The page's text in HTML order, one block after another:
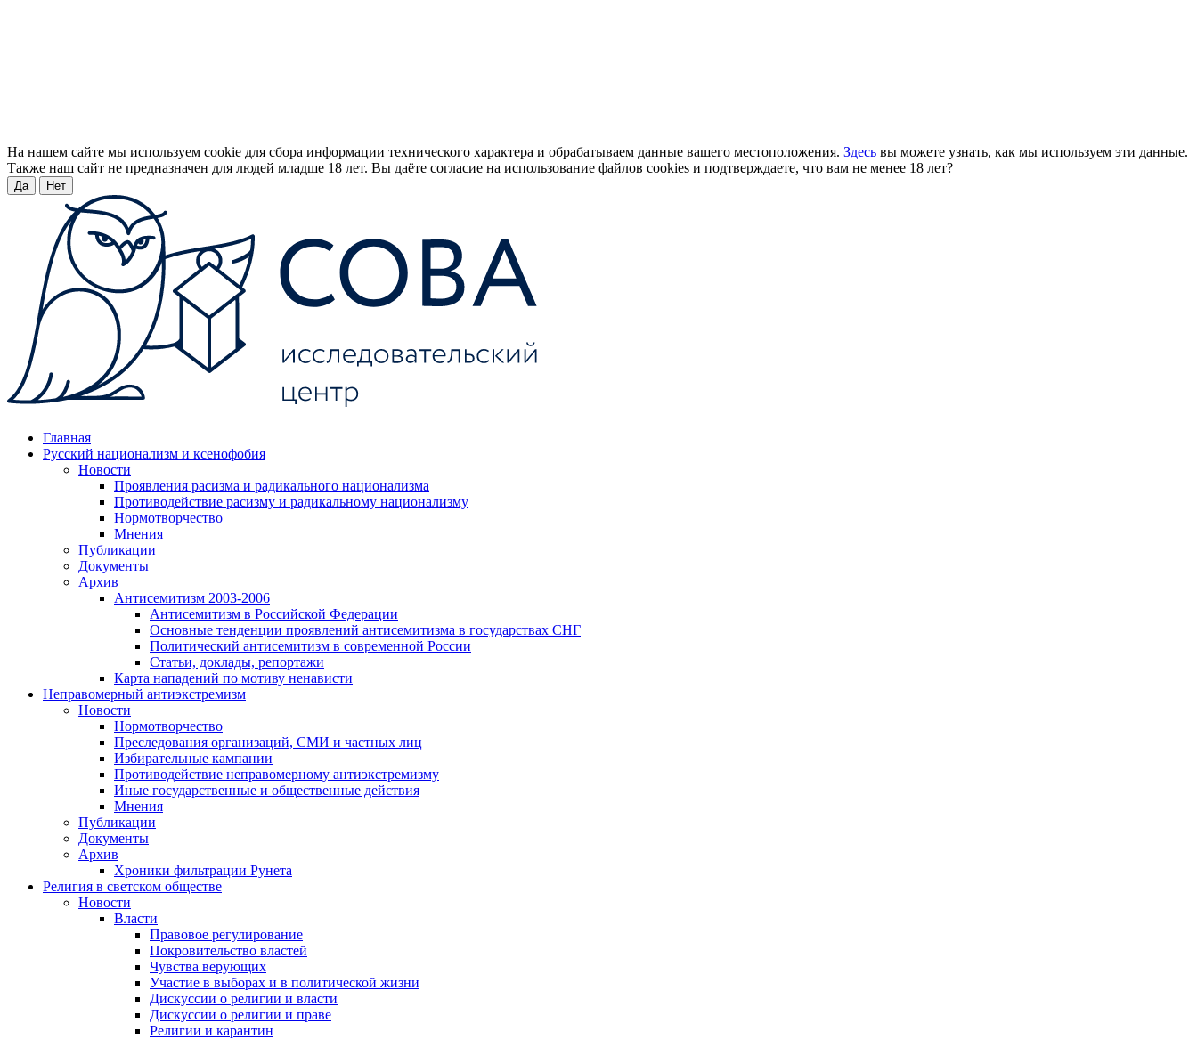
На нашем сайте мы используем cookie для сбора информации технического характера и обрабатываем данные вашего местоположения. Здесь вы можете узнать, как мы используем эти данные.
Также наш сайт не предназначен для людей младше 18 лет. Вы даёте согласие на использование файлов cookies и подтверждаете, что вам не менее 18 лет?
Да Нет
Главная
Русский национализм и ксенофобия
Новости
Проявления расизма и радикального национализма
Противодействие расизму и радикальному национализму
Нормотворчество
Мнения
Публикации
Документы
Архив
Антисемитизм 2003-2006
Антисемитизм в Российской Федерации
Основные тенденции проявлений антисемитизма в государствах СНГ
Политический антисемитизм в современной России
Статьи, доклады, репортажи
Карта нападений по мотиву ненависти
Неправомерный антиэкстремизм
Новости
Нормотворчество
Преследования организаций, СМИ и частных лиц
Избирательные кампании
Противодействие неправомерному антиэкстремизму
Иные государственные и общественные действия
Мнения
Публикации
Документы
Архив
Хроники фильтрации Рунета
Религия в светском обществе
Новости
Власти
Правовое регулирование
Покровительство властей
Чувства верующих
Участие в выборах и в политической жизни
Дискуссии о религии и власти
Дискуссии о религии и праве
Религии и карантин